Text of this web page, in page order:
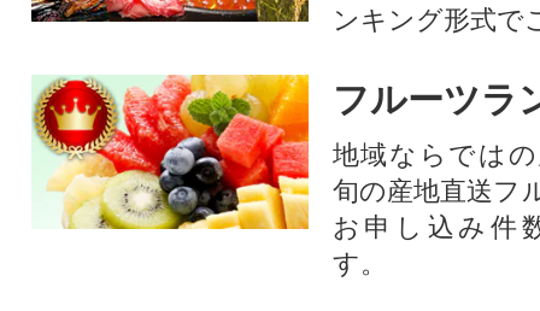
ンキング形式で
フルーツラ
地域ならでは
旬の産地直送フ
お申し込み件
す。